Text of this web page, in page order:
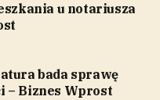
u notariusza
bada sprawę
– Biznes Wprost